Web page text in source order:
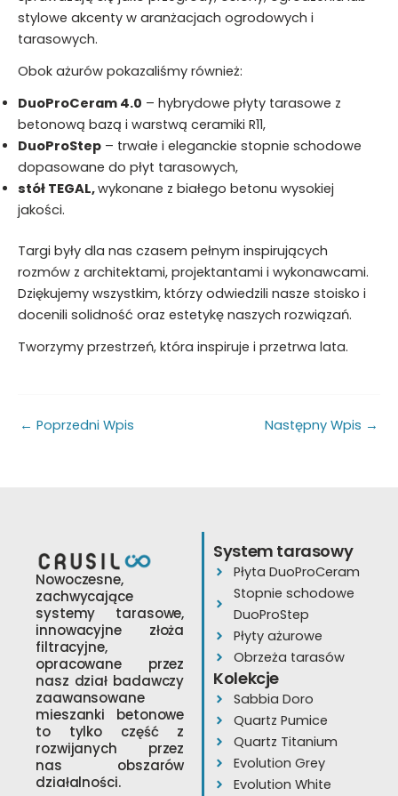
stylowe akcenty w aranżacjach ogrodowych i
tarasowych.
Obok ażurów pokazaliśmy również:
DuoProCeram 4.0 – hybrydowe płyty tarasowe z
betonową bazą i warstwą ceramiki R11,
DuoProStep – trwałe i eleganckie stopnie schodowe
dopasowane do płyt tarasowych,
stół TEGAL,wykonane z białego betonu wysokiej
jakości.
Targi były dla nas czasem pełnym inspirujących
rozmów z architektami, projektantami i wykonawcami.
Dziękujemy wszystkim, którzy odwiedzili nasze stoisko i
docenili solidność oraz estetykę naszych rozwiązań.
Tworzymy przestrzeń, która inspiruje i przetrwa lata.
← Poprzedni Wpis Następny Wpis →
Nowoczesne,
zachwycające
systemy tarasowe,
innowacyjne złoża
filtracyjne,
opracowane przez
nasz dział badawczy
zaawansowane
mieszanki betonowe
to tylko część z
rozwijanych przez
nas obszarów
działalności.
System tarasowy
Płyta DuoProCeram
Stopnie schodowe
DuoProStep
Płyty ażurowe
Obrzeża tarasów
Kolekcje
Sabbia Doro
Quartz Pumice
Quartz Titanium
Evolution Grey
Evolution White